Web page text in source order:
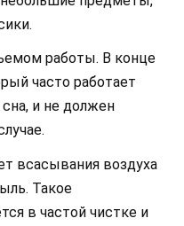
работы. В конце
часто работает
и не должен
всасывания воздуха
Такое
в частой чистке и